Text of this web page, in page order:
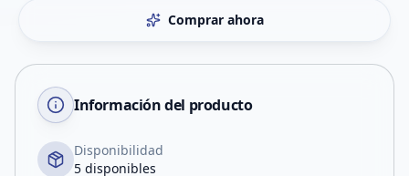
Comprar ahora
Información del producto
Disponibilidad
5 disponibles